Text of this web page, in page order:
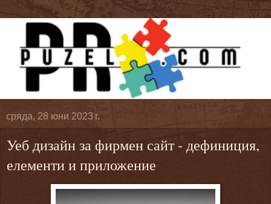
сряда, 28 юни 2023 г.
Уеб дизайн за фирмен сайт - дефиниция,
елементи и приложение